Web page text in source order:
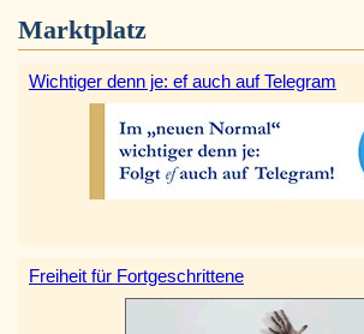
Marktplatz
Wichtiger denn je: ef auch auf Telegram
Freiheit für Fortgeschrittene